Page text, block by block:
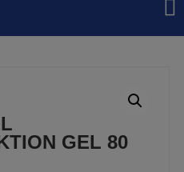
GEL 80